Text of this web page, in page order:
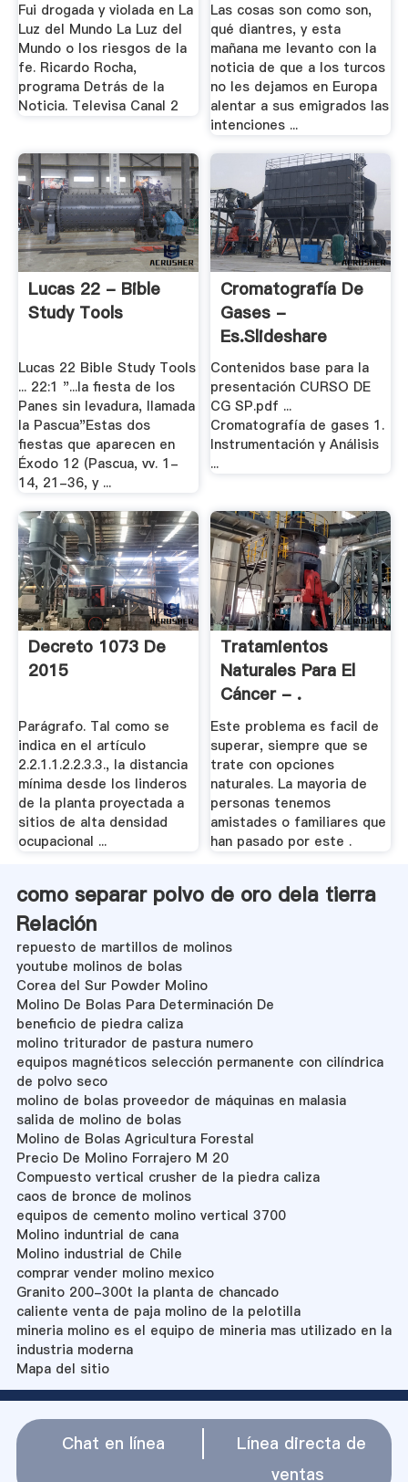
Fui drogada y violada en La
Luz del Mundo La Luz del
Mundo o los riesgos de la
fe. Ricardo Rocha,
programa Detrás de la
Noticia. Televisa Canal 2
Las cosas son como son,
qué diantres, y esta
mañana me levanto con la
noticia de que a los turcos
no les dejamos en Europa
alentar a sus emigrados las
intenciones ...
Lucas 22 - Bible
Study Tools
Lucas 22 Bible Study Tools
... 22:1 "...la fiesta de los
Panes sin levadura, llamada
la Pascua"Estas dos
fiestas que aparecen en
Éxodo 12 (Pascua, vv. 1-
14, 21-36, y ...
Cromatografía De
Gases -
Es.slideshare
Contenidos base para la
presentación CURSO DE
CG SP.pdf ...
Cromatografía de gases 1.
Instrumentación y Análisis
...
Decreto 1073 De
2015
Parágrafo. Tal como se
indica en el artículo
2.2.1.1.2.2.3.3., la distancia
mínima desde los linderos
de la planta proyectada a
sitios de alta densidad
ocupacional ...
Tratamientos
Naturales Para El
Cáncer - .
Este problema es facil de
superar, siempre que se
trate con opciones
naturales. La mayoria de
personas tenemos
amistades o familiares que
han pasado por este .
como separar polvo de oro dela tierra
Relación
repuesto de martillos de molinos
youtube molinos de bolas
Corea del Sur Powder Molino
Molino De Bolas Para Determinación De
beneficio de piedra caliza
molino triturador de pastura numero
equipos magnéticos selección permanente con cilíndrica
de polvo seco
molino de bolas proveedor de máquinas en malasia
salida de molino de bolas
Molino de Bolas Agricultura Forestal
Precio De Molino Forrajero M 20
Compuesto vertical crusher de la piedra caliza
caos de bronce de molinos
equipos de cemento molino vertical 3700
Molino induntrial de cana
Molino industrial de Chile
comprar vender molino mexico
Granito 200-300t la planta de chancado
caliente venta de paja molino de la pelotilla
mineria molino es el equipo de mineria mas utilizado en la
industria moderna
Mapa del sitio
Chat en línea
Línea directa de
ventas